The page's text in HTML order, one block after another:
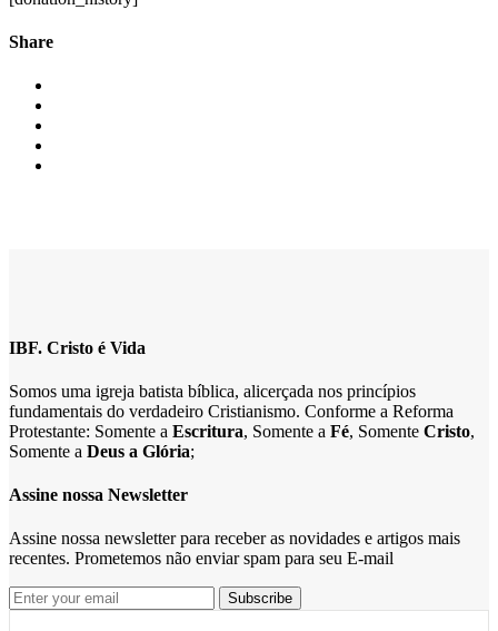
Share
IBF. Cristo é Vida
Somos uma igreja batista bíblica, alicerçada nos princípios
fundamentais do verdadeiro Cristianismo. Conforme a Reforma
Protestante: Somente a Escritura, Somente a Fé, Somente Cristo,
Somente a Deus a Glória;
Assine nossa Newsletter
Assine nossa newsletter para receber as novidades e artigos mais
recentes. Prometemos não enviar spam para seu E-mail